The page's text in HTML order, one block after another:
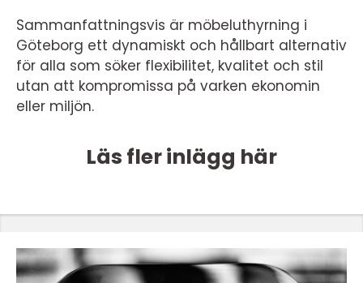
Sammanfattningsvis är möbeluthyrning i
Göteborg ett dynamiskt och hållbart alternativ
för alla som söker flexibilitet, kvalitet och stil
utan att kompromissa på varken ekonomin
eller miljön.
Läs fler inlägg här